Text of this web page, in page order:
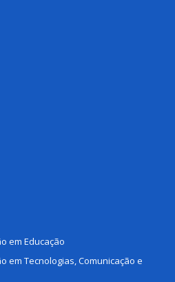
em Educação
em Tecnologias, Comunicação e